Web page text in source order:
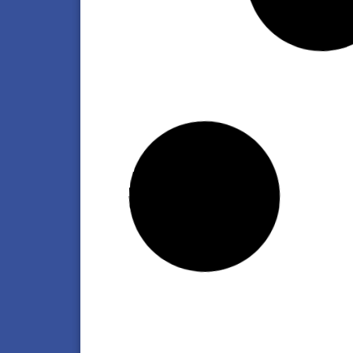
Essential Energy Holding | Santa Fe
impulsa el uso de biocombustibles en la
navegación para reducir el impacto